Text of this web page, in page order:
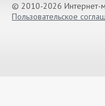
© 2010-2026 Интернет-
Пользовательское